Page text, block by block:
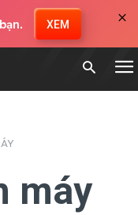
XEM ×
máy